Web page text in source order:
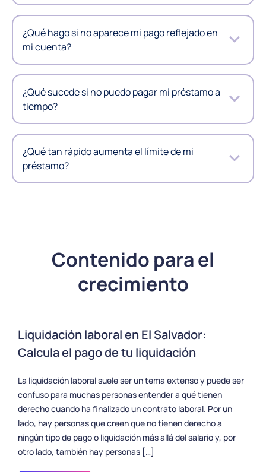
¿Qué hago si no aparece mi pago reflejado en
mi cuenta?
¿Qué sucede si no puedo pagar mi préstamo a
tiempo?
¿Qué tan rápido aumenta el límite de mi
préstamo?
Contenido para el
crecimiento
Liquidación laboral en El Salvador:
Calcula el pago de tu liquidación
La liquidación laboral suele ser un tema extenso y puede ser
confuso para muchas personas entender a qué tienen
derecho cuando ha finalizado un contrato laboral. Por un
lado, hay personas que creen que no tienen derecho a
ningún tipo de pago o liquidación más allá del salario y, por
otro lado, también hay personas […]